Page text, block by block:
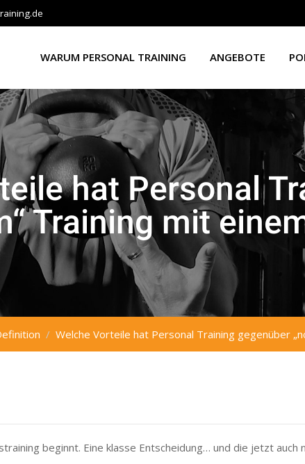
WARUM PERSONAL TRAINING ANGEBOTE
hat Personal
Training mit
Welche Vorteile hat Personal Training gegenüber
beginnt. Eine klasse Entscheidung… und die jetzt auch